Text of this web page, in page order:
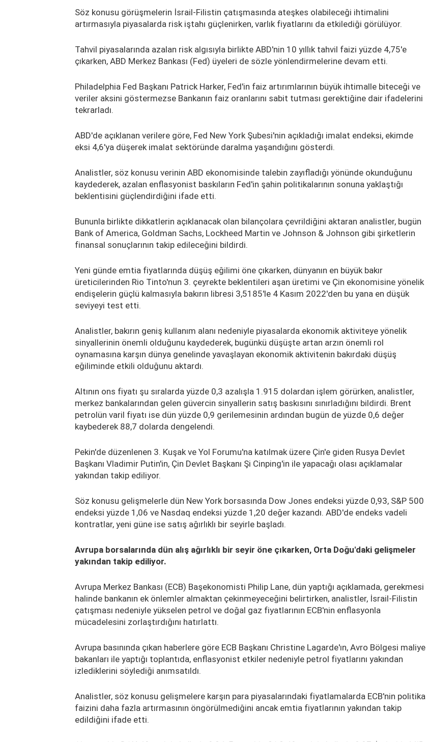
Söz konusu görüşmelerin İsrail-Filistin çatışmasında ateşkes olabileceği ihtimalini
artırmasıyla piyasalarda risk iştahı güçlenirken, varlık fiyatlarını da etkilediği görülüyor.
Tahvil piyasalarında azalan risk algısıyla birlikte ABD'nin 10 yıllık tahvil faizi yüzde 4,75'e
çıkarken, ABD Merkez Bankası (Fed) üyeleri de sözle yönlendirmelerine devam etti.
Philadelphia Fed Başkanı Patrick Harker, Fed'in faiz artırımlarının büyük ihtimalle biteceği ve
veriler aksini göstermezse Bankanın faiz oranlarını sabit tutması gerektiğine dair ifadelerini
tekrarladı.
ABD'de açıklanan verilere göre, Fed New York Şubesi'nin açıkladığı imalat endeksi, ekimde
eksi 4,6'ya düşerek imalat sektöründe daralma yaşandığını gösterdi.
Analistler, söz konusu verinin ABD ekonomisinde talebin zayıfladığı yönünde okunduğunu
kaydederek, azalan enflasyonist baskıların Fed'in şahin politikalarının sonuna yaklaştığı
beklentisini güçlendirdiğini ifade etti.
Bununla birlikte dikkatlerin açıklanacak olan bilançolara çevrildiğini aktaran analistler, bugün
Bank of America, Goldman Sachs, Lockheed Martin ve Johnson & Johnson gibi şirketlerin
finansal sonuçlarının takip edileceğini bildirdi.
Yeni günde emtia fiyatlarında düşüş eğilimi öne çıkarken, dünyanın en büyük bakır
üreticilerinden Rio Tinto'nun 3. çeyrekte beklentileri aşan üretimi ve Çin ekonomisine yönelik
endişelerin güçlü kalmasıyla bakırın libresi 3,5185'le 4 Kasım 2022'den bu yana en düşük
seviyeyi test etti.
Analistler, bakırın geniş kullanım alanı nedeniyle piyasalarda ekonomik aktiviteye yönelik
sinyallerinin önemli olduğunu kaydederek, bugünkü düşüşte artan arzın önemli rol
oynamasına karşın dünya genelinde yavaşlayan ekonomik aktivitenin bakırdaki düşüş
eğiliminde etkili olduğunu aktardı.
Altının ons fiyatı şu sıralarda yüzde 0,3 azalışla 1.915 dolardan işlem görürken, analistler,
merkez bankalarından gelen güvercin sinyallerin satış baskısını sınırladığını bildirdi. Brent
petrolün varil fiyatı ise dün yüzde 0,9 gerilemesinin ardından bugün de yüzde 0,6 değer
kaybederek 88,7 dolarda dengelendi.
Pekin'de düzenlenen 3. Kuşak ve Yol Forumu'na katılmak üzere Çin'e giden Rusya Devlet
Başkanı Vladimir Putin'in, Çin Devlet Başkanı Şi Cinping'in ile yapacağı olası açıklamalar
yakından takip ediliyor.
Söz konusu gelişmelerle dün New York borsasında Dow Jones endeksi yüzde 0,93, S&P 500
endeksi yüzde 1,06 ve Nasdaq endeksi yüzde 1,20 değer kazandı. ABD'de endeks vadeli
kontratlar, yeni güne ise satış ağırlıklı bir seyirle başladı.
Avrupa borsalarında dün alış ağırlıklı bir seyir öne çıkarken, Orta Doğu'daki gelişmeler
yakından takip ediliyor.
Avrupa Merkez Bankası (ECB) Başekonomisti Philip Lane, dün yaptığı açıklamada, gerekmesi
halinde bankanın ek önlemler almaktan çekinmeyeceğini belirtirken, analistler, İsrail-Filistin
çatışması nedeniyle yükselen petrol ve doğal gaz fiyatlarının ECB'nin enflasyonla
mücadelesini zorlaştırdığını hatırlattı.
Avrupa basınında çıkan haberlere göre ECB Başkanı Christine Lagarde'ın, Avro Bölgesi maliye
bakanları ile yaptığı toplantıda, enflasyonist etkiler nedeniyle petrol fiyatlarını yakından
izlediklerini söylediği anımsatıldı.
Analistler, söz konusu gelişmelere karşın para piyasalarındaki fiyatlamalarda ECB'nin politika
faizini daha fazla artırmasının öngörülmediğini ancak emtia fiyatlarının yakından takip
edildiğini ifade etti.